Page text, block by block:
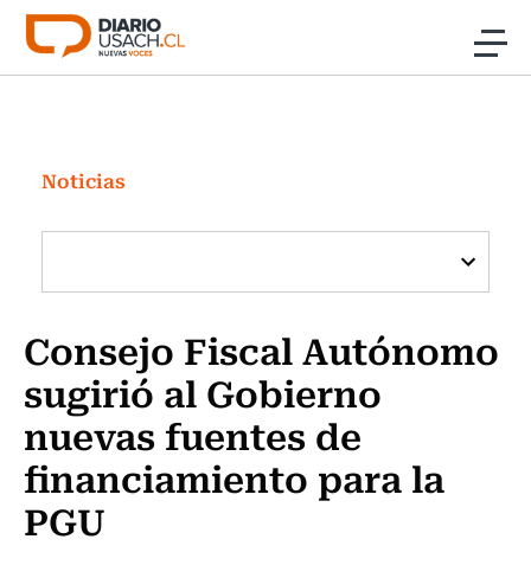
Click acá para ir directamente al contenido
Investigación
Cultura
Programas Radio y TV Usach
Noticias
Consejo Fiscal Autónomo
sugirió al Gobierno
nuevas fuentes de
financiamiento para la
PGU